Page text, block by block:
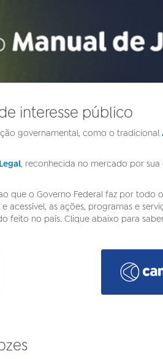
interesse público
governamental, como o tradicional
, reconhecida no mercado por
que o Governo Federal faz por todo
acessível, as ações, programas e
feito no país. Clique abaixo para